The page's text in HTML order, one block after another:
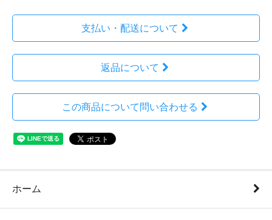
支払い・配送について
返品について
この商品について問い合わせる
ホーム